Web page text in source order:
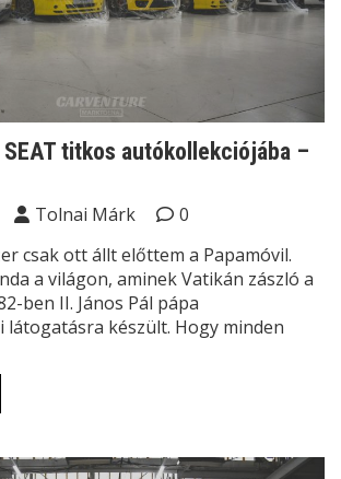
titkos autókollekciójába –
Tolnai Márk
0
csak ott állt előttem a Papamóvil.
a világon, aminek Vatikán zászló a
ben II. János Pál pápa
látogatásra készült. Hogy minden